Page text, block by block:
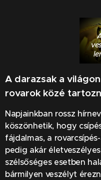
A darazsak a
rovarok közé
Napjainkban rossz
köszönhetik, hogy
fájdalmas, a
pedig akár
szélsőséges esetben
bármilyen veszélyt